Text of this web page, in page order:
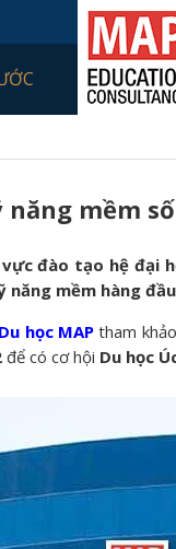
mềm
đào tạo hệ
mềm hàng đầu
Du học MAPtham
để có cơ hội Du học